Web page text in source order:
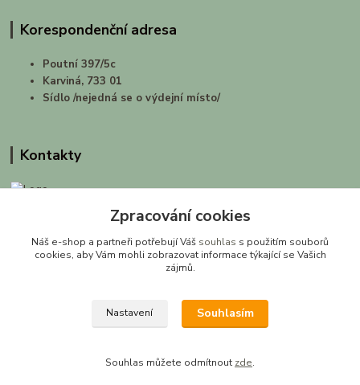
Korespondenční adresa
Poutní 397/5c
Karviná, 733 01
Sídlo /nejedná se o výdejní místo/
Kontakty
Gabriela Pawlasová Koppová
Zpracování cookies
Náš e-shop a partneři potřebují Váš souhlas s použitím souborů
cookies, aby Vám mohli zobrazovat informace týkající se Vašich
zájmů.
Nastavení Souhlasím
Souhlas můžete odmítnout zde.